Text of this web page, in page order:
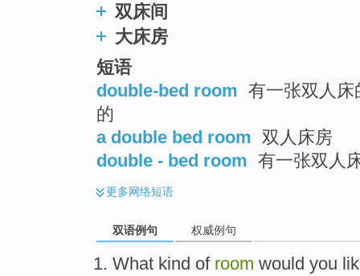
双床间
大床房
短语
double-bed room 有一张双人
的
a double bed room 双人床房
double - bed room 有一张双人
更多网络短语
双语例句 权威例句
What kind of room would you